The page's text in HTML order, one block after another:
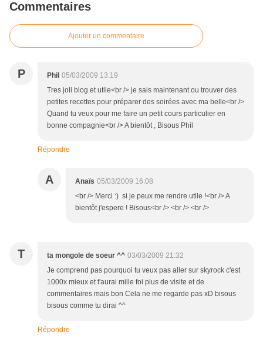
Commentaires
Ajouter un commentaire
P Phil 05/03/2009 13:19
Tres joli blog et utile<br /> je sais maintenant ou trouver des
petites recettes pour préparer des soirées avec ma belle<br />
Quand tu veux pour me faire un petit cours particulier en
bonne compagnie<br /> A bientôt , Bisous Phil
Répondre
A Anaïs 05/03/2009 16:08
<br /> Merci :) si je peux me rendre utile !<br /> A
bientôt j'espere ! Bisous<br /> <br /> <br />
T ta mongole de soeur ^^ 03/03/2009 21:32
Je comprend pas pourquoi tu veux pas aller sur skyrock c'est
1000x mieux et t'aurai mille foi plus de visite et de
commentaires mais bon Cela ne me regarde pas xD bisous
bisous comme tu dirai ^^
Répondre